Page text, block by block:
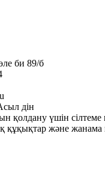
би 89/б
дін
қолдану үшін сілтеме
құқықтар және